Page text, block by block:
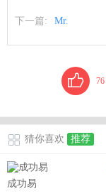
下一篇: Mr.
76
猜你喜欢 推荐
成功易